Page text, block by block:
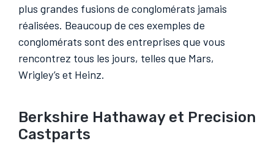
plus grandes fusions de conglomérats jamais
réalisées. Beaucoup de ces exemples de
conglomérats sont des entreprises que vous
rencontrez tous les jours, telles que Mars,
Wrigley’s et Heinz.
Berkshire Hathaway et Precision
Castparts